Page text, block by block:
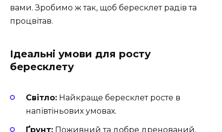
вами. Зробимо ж так, щоб бересклет радів та
процвітав.
Ідеальні умови для росту
бересклету
Світло: Найкраще бересклет росте в
напівтіньових умовах.
Ґрунт: Поживний та добре дренований,